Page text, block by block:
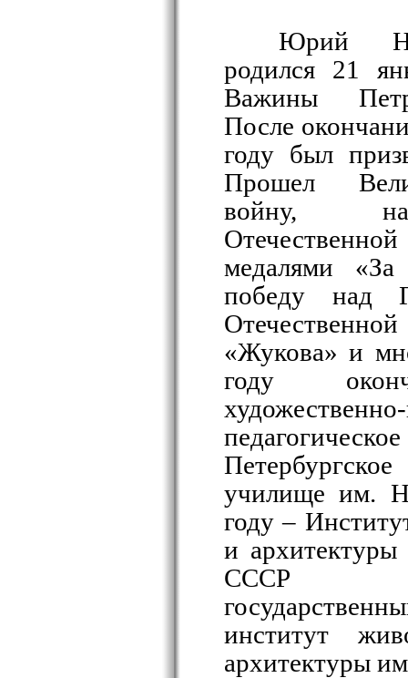
Юрий
родился 21
Важины
После
году был
Прошел
войну,
медалями «За
победу над
«Жукова» и
году
училище им.
году –
и
СССР
институт
архитектуры